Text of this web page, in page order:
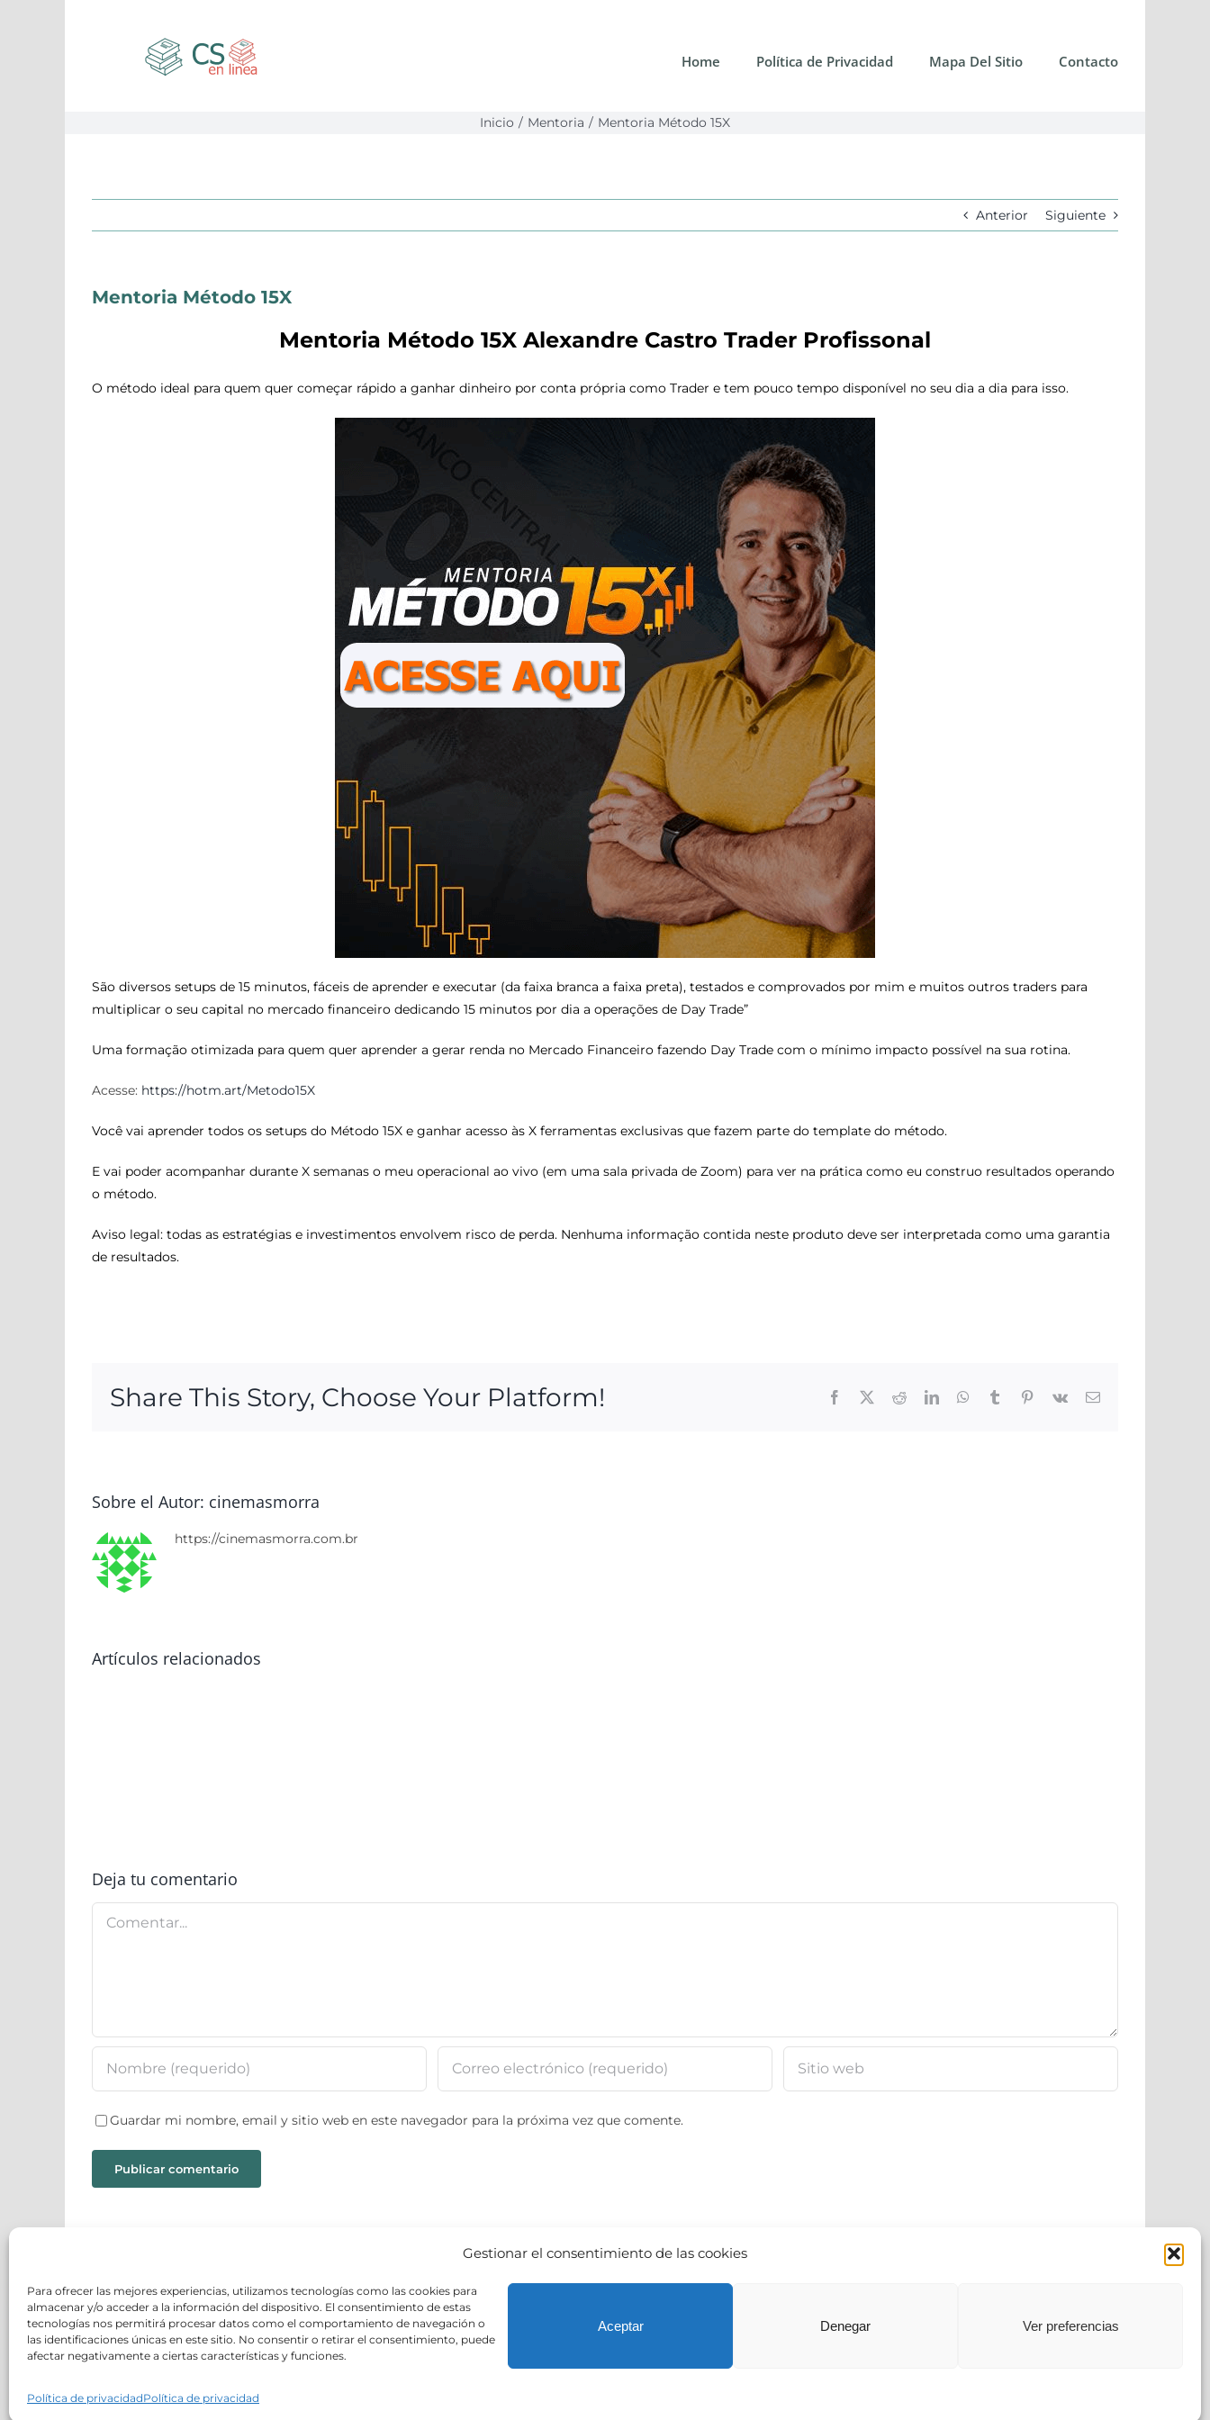
Gestionar el consentimiento de las cookies
Para ofrecer las mejores experiencias, utilizamos tecnologías como las cookies para
almacenar y/o acceder a la información del dispositivo. El consentimiento de estas
tecnologías nos permitirá procesar datos como el comportamiento de navegación o
las identificaciones únicas en este sitio. No consentir o retirar el consentimiento, puede
afectar negativamente a ciertas características y funciones.
Aceptar Denegar Ver preferencias
Política de privacidadPolítica de privacidad
Home Política de Privacidad Mapa Del Sitio Contacto
Inicio Mentoria Mentoria Método 15X
Anterior Siguiente
Mentoria Método 15X
Mentoria Método 15X Alexandre Castro Trader Profissonal
O método ideal para quem quer começar rápido a ganhar dinheiro por conta própria como Trader e tem pouco tempo disponível no seu dia a dia para isso.
São diversos setups de 15 minutos, fáceis de aprender e executar (da faixa branca a faixa preta), testados e comprovados por mim e muitos outros traders para
multiplicar o seu capital no mercado financeiro dedicando 15 minutos por dia a operações de Day Trade”
Uma formação otimizada para quem quer aprender a gerar renda no Mercado Financeiro fazendo Day Trade com o mínimo impacto possível na sua rotina.
Acesse: https://hotm.art/Metodo15X
Você vai aprender todos os setups do Método 15X e ganhar acesso às X ferramentas exclusivas que fazem parte do template do método.
E vai poder acompanhar durante X semanas o meu operacional ao vivo (em uma sala privada de Zoom) para ver na prática como eu construo resultados operando
o método.
Aviso legal: todas as estratégias e investimentos envolvem risco de perda. Nenhuma informação contida neste produto deve ser interpretada como uma garantia
de resultados.
Share This Story, Choose Your Platform! Facebook RedditLinkedInWhatsApp
Tumblr Pinterest
Vk
Correo
Sobre el Autor: cinemasmorra
https://cinemasmorra.com.br
Artículos relacionados
Deja tu comentario
Guardar mi nombre, email y sitio web en este navegador para la próxima vez que comente.
BUSCAR
Buscar: